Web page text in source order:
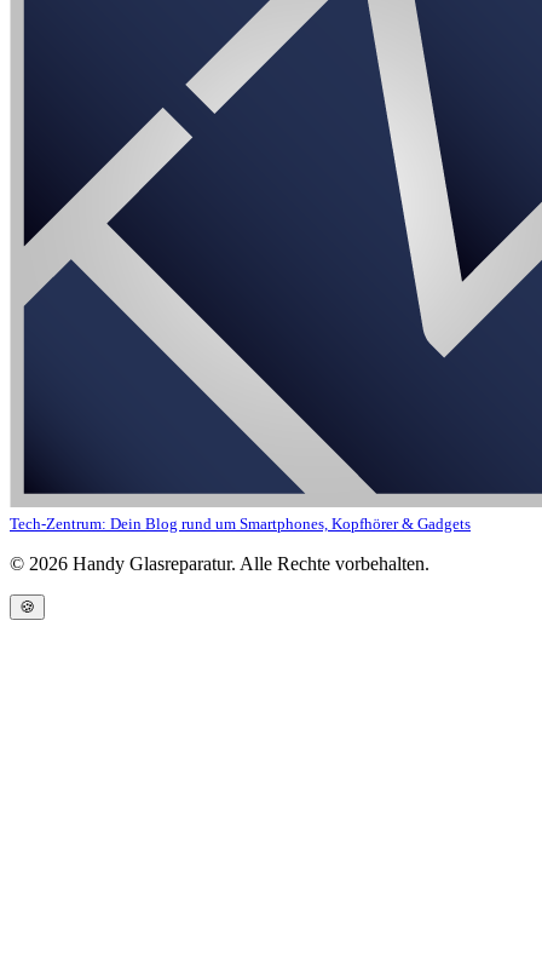
Tech-Zentrum: Dein Blog rund um Smartphones, Kopfhörer & Gadgets
© 2026 Handy Glasreparatur. Alle Rechte vorbehalten.
🍪